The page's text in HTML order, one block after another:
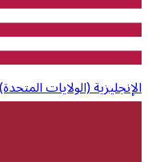
الإنجليزية (الولايات